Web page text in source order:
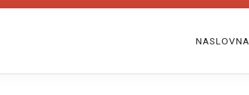
NASLOVNA